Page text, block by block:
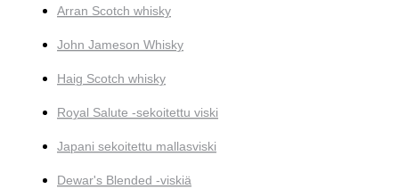
Arran Scotch whisky
John Jameson Whisky
Haig Scotch whisky
Royal Salute -sekoitettu viski
Japani sekoitettu mallasviski
Dewar's Blended -viskiä